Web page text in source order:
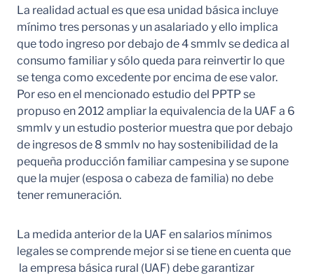
La realidad actual es que esa unidad básica incluye
mínimo tres personas y un asalariado y ello implica
que todo ingreso por debajo de 4 smmlv se dedica al
consumo familiar y sólo queda para reinvertir lo que
se tenga como excedente por encima de ese valor.
Por eso en el mencionado estudio del PPTP se
propuso en 2012 ampliar la equivalencia de la UAF a 6
smmlv y un estudio posterior muestra que por debajo
de ingresos de 8 smmlv no hay sostenibilidad de la
pequeña producción familiar campesina y se supone
que la mujer (esposa o cabeza de familia) no debe
tener remuneración.
La medida anterior de la UAF en salarios mínimos
legales se comprende mejor si se tiene en cuenta que
la empresa básica rural (UAF) debe garantizar